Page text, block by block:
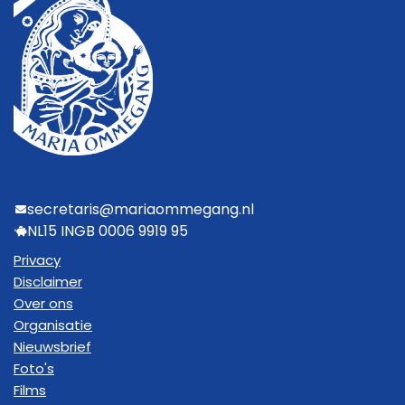
secretaris@mariaommegang.nl
NL15 INGB 0006 9919 95
Privacy
Disclaimer
Over ons
Organisatie
Nieuwsbrief
Foto's
Films